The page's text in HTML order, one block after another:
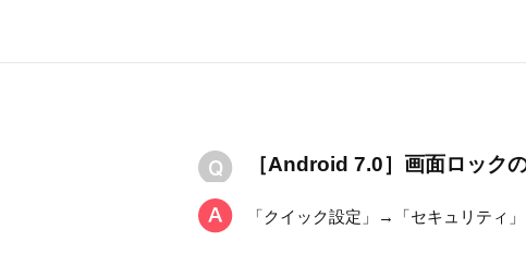
［Android 7.0］画面ロック
「クイック設定」→「セキュリティ